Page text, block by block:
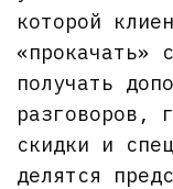
которой
«прокачать»
получать
разговоров,
скидки и
делятся